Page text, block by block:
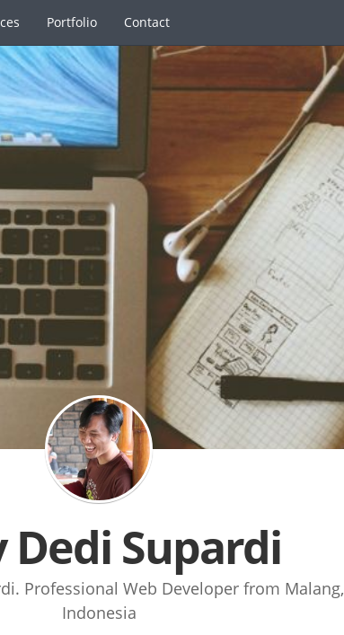
Portfolio Contact
Dedi Supardi
Professional Web Developer from Malang,
Indonesia